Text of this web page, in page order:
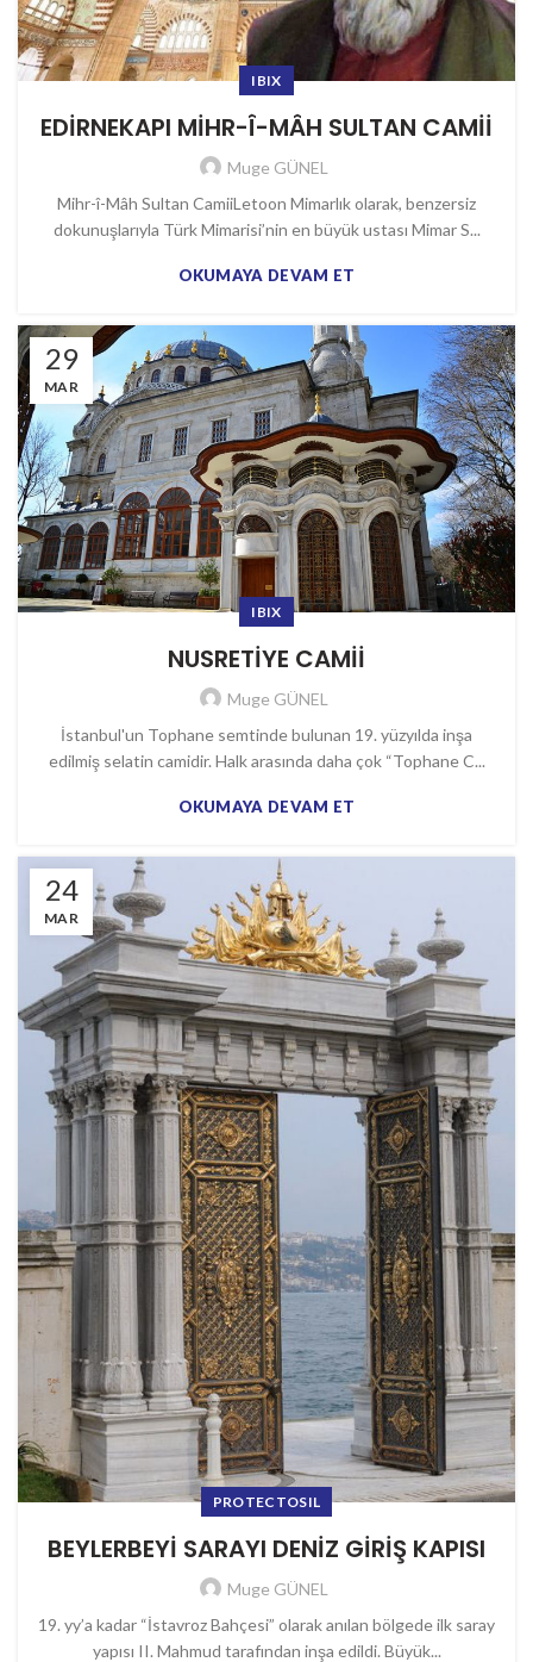
IBIX
EDİRNEKAPI MİHR-Î-MÂH SULTAN CAMİİ
Muge GÜNEL
Mihr-î-Mâh Sultan CamiiLetoon Mimarlık olarak, benzersiz
dokunuşlarıyla Türk Mimarisi’nin en büyük ustası Mimar S...
OKUMAYA DEVAM ET
29
MAR
IBIX
NUSRETİYE CAMİİ
Muge GÜNEL
İstanbul'un Tophane semtinde bulunan 19. yüzyılda inşa
edilmiş selatin camidir. Halk arasında daha çok “Tophane C...
OKUMAYA DEVAM ET
24
MAR
PROTECTOSIL
BEYLERBEYİ SARAYI DENİZ GİRİŞ KAPISI
Muge GÜNEL
19. yy’a kadar “İstavroz Bahçesi” olarak anılan bölgede ilk saray
yapısı II. Mahmud tarafından inşa edildi. Büyük...